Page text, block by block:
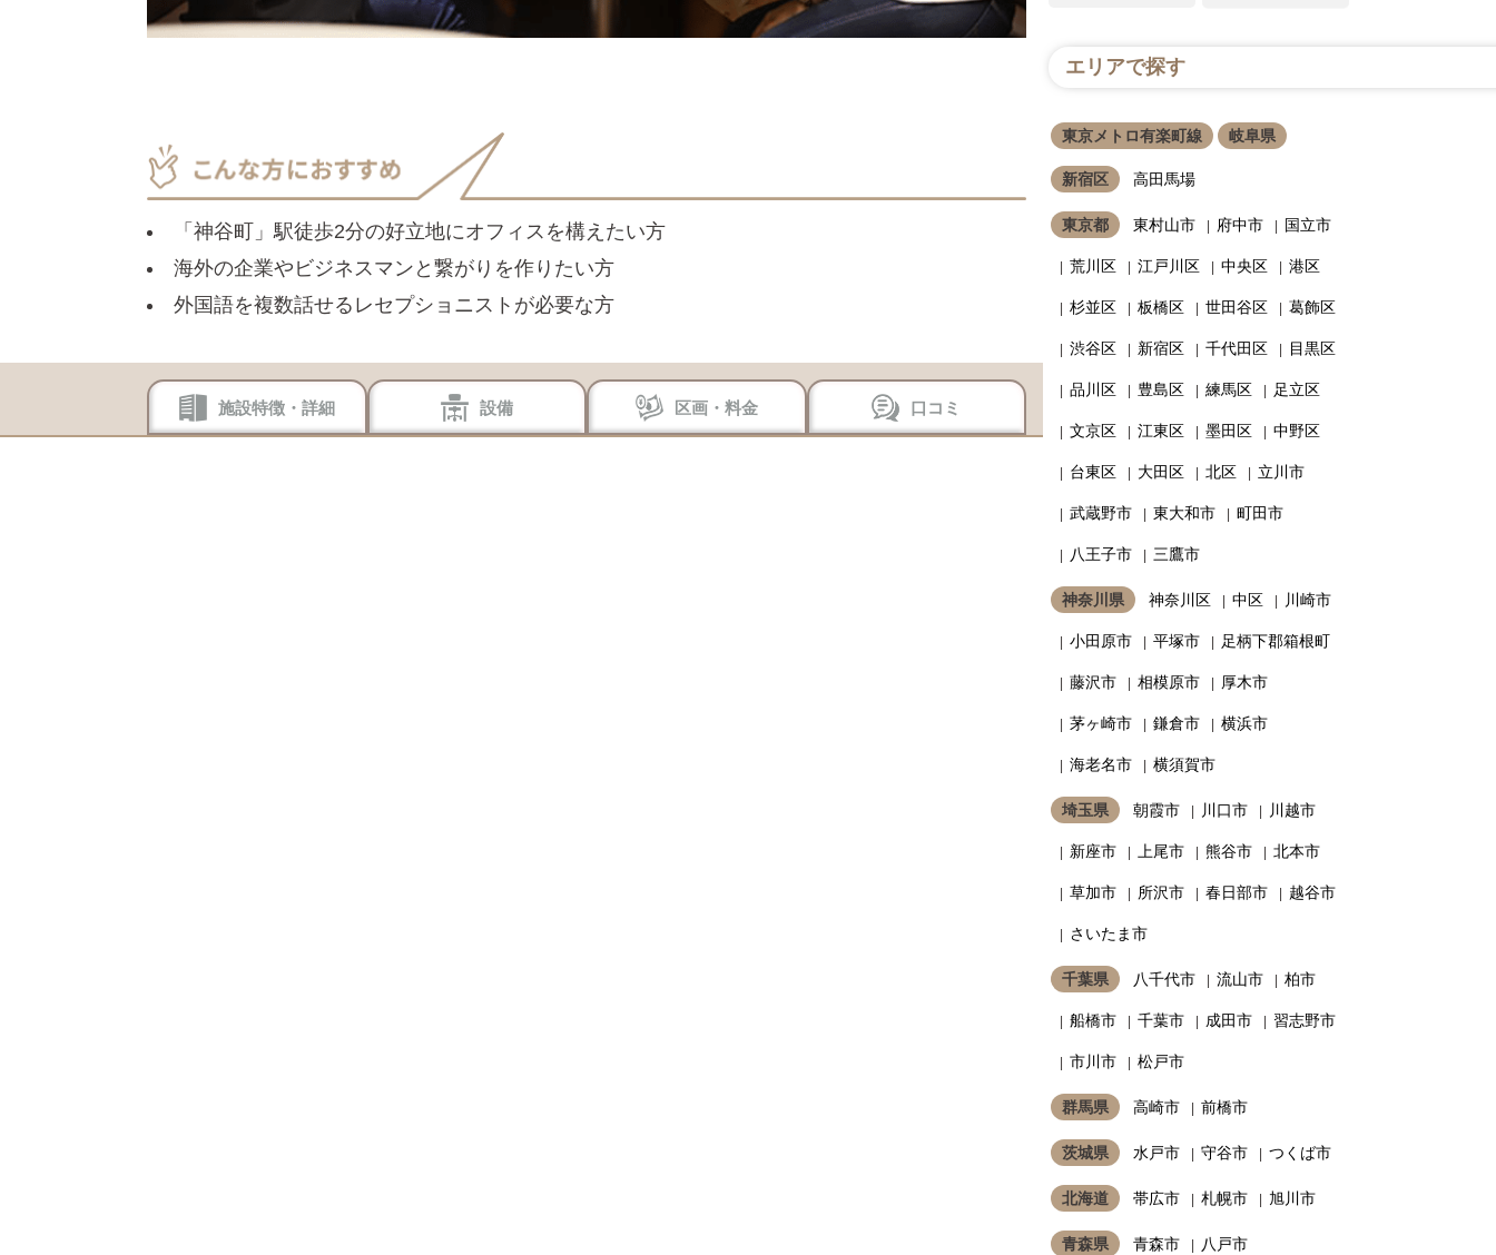
「神谷町」駅徒歩2分の好立地にオフィスを構えたい方
海外の企業やビジネスマンと繋がりを作りたい方
外国語を複数話せるレセプショニストが必要な方
施設特徴・詳細 設備 区画・料金 口コミ
エリアで探す
東京メトロ有楽町線 岐阜県
新宿区 高田馬場
東京都 東村山市 府中市 国立市
荒川区 江戸川区 中央区 港区
杉並区 板橋区 世田谷区 葛飾区
渋谷区 新宿区 千代田区 目黒区
品川区 豊島区 練馬区 足立区
文京区 江東区 墨田区 中野区
台東区 大田区 北区 立川市
武蔵野市 東大和市 町田市
八王子市 三鷹市
神奈川県 神奈川区 中区 川崎市
小田原市 平塚市 足柄下郡箱根町
藤沢市 相模原市 厚木市
茅ヶ崎市 鎌倉市 横浜市
海老名市 横須賀市
埼玉県 朝霞市 川口市 川越市
新座市 上尾市 熊谷市 北本市
草加市 所沢市 春日部市 越谷市
さいたま市
千葉県 八千代市 流山市 柏市
船橋市 千葉市 成田市 習志野市
市川市 松戸市
群馬県 高崎市 前橋市
茨城県 水戸市 守谷市 つくば市
北海道 帯広市 札幌市 旭川市
青森県 青森市 八戸市